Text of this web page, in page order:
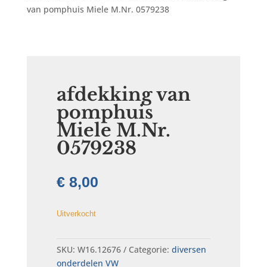
van pomphuis Miele M.Nr. 0579238
afdekking van
pomphuis
Miele M.Nr.
0579238
€8,00
Uitverkocht
SKU: W16.12676 Categorie: diversen
onderdelen VW